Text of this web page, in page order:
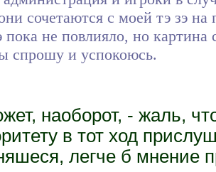
сочетаются с моей тэ зэ
пока не повлияло, но
спрошу и успокоюсь.
наоборот, - жаль,
в тот ход
легче б мнение